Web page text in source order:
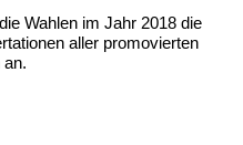
Wahlen im Jahr 2018 die
aller promovierten